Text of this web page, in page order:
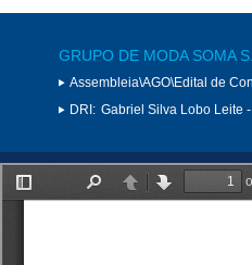
GRUPO DE MODA SOMA
Assembleia\AGO\Edital de
DRI: Gabriel Silva Lobo Leite